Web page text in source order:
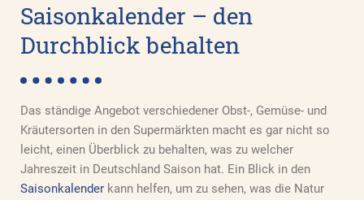
Saisonkalender – den
Durchblick behalten
Das ständige Angebot verschiedener Obst-, Gemüse- und
Kräutersorten in den Supermärkten macht es gar nicht so
leicht, einen Überblick zu behalten, was zu welcher
Jahreszeit in Deutschland Saison hat. Ein Blick in den
Saisonkalender kann helfen, um zu sehen, was die Natur